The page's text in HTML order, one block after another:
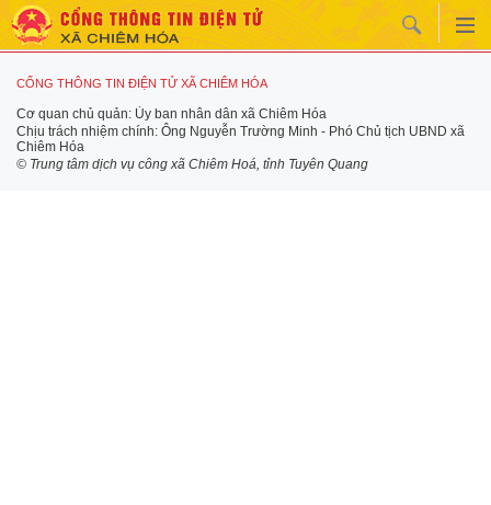
CỔNG THÔNG TIN ĐIỆN TỬ XÃ CHIÊM HÓA
Cơ quan chủ quản: Ủy ban nhân dân xã Chiêm Hóa
Chịu trách nhiệm chính: Ông Nguyễn Trường Minh - Phó Chủ tịch UBND xã
Chiêm Hóa
© Trung tâm dịch vụ công xã Chiêm Hoá, tỉnh Tuyên Quang